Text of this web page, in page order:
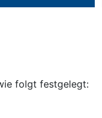
folgt festgelegt: